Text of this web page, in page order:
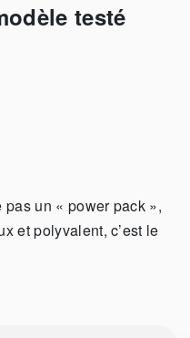
testé
un « power pack »,
et polyvalent, c’est le